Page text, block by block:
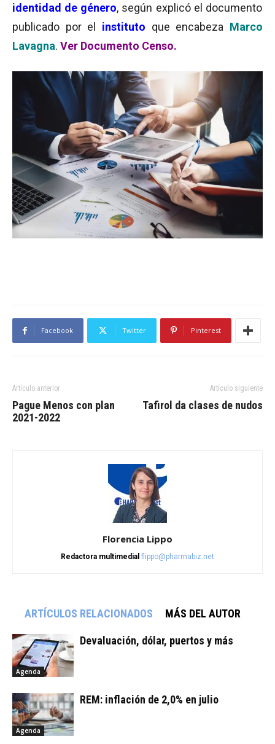
identidad de género, según explicó el documento
publicado por el instituto que encabeza Marco
Lavagna. Ver Documento Censo.
Facebook Twitter Pinterest
Artículo anterior
Pague Menos con plan
2021-2022
Artículo siguiente
Tafirol da clases de nudos
Florencia Lippo
Redactora multimedial flippo@pharmabiz.net
ARTÍCULOS RELACIONADOS MÁS DEL AUTOR
Agenda
Devaluación, dólar, puertos y más
Agenda
REM: inflación de 2,0% en julio